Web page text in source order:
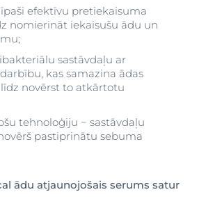
efektīvu pretiekaisuma
nomierināt iekaisušu ādu un
sastāvdaļu ar
kas samazina ādas
novērst to atkārtotu
tehnoloģiju − sastāvdaļu
pastiprinātu sebuma
ādu atjaunojošais serums satur